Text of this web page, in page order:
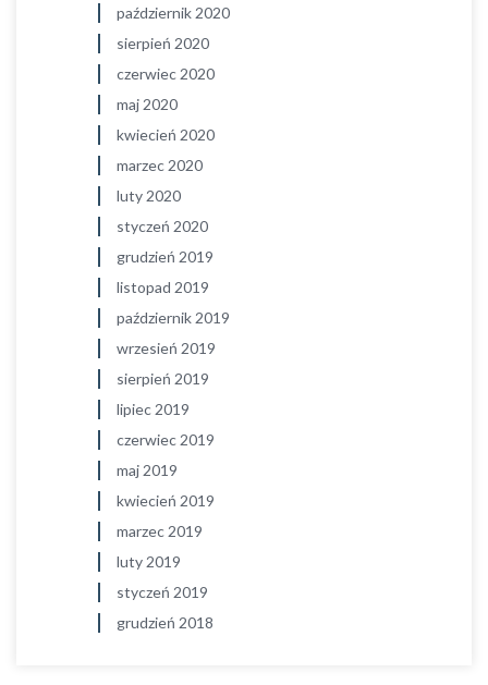
październik 2020
sierpień 2020
czerwiec 2020
maj 2020
kwiecień 2020
marzec 2020
luty 2020
styczeń 2020
grudzień 2019
listopad 2019
październik 2019
wrzesień 2019
sierpień 2019
lipiec 2019
czerwiec 2019
maj 2019
kwiecień 2019
marzec 2019
luty 2019
styczeń 2019
grudzień 2018